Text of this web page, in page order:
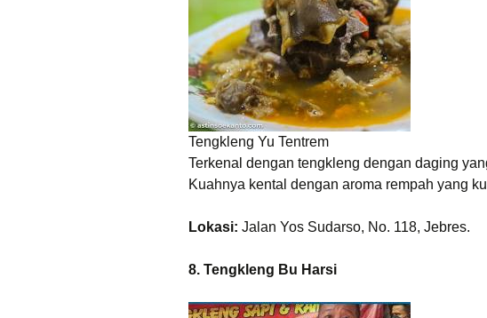
Tengkleng Yu Tentrem
Terkenal dengan tengkleng dengan daging
Kuahnya kental dengan aroma rempah yang
Lokasi: Jalan Yos Sudarso, No. 118, Jebres.
8. Tengkleng Bu Harsi